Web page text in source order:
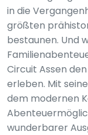
in die
größten
bestaunen. Und
Circuit Assen
erleben. Mit
dem modernen
wunderbarer